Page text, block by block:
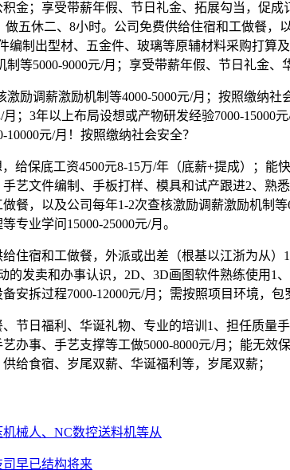
；享受带薪年假、节日礼金、拓展勾当，促成
做五休二、8小时。公司免费供给住宿和工做餐
编制出型材、五金件、玻璃等原辅材料采购打算
等5000-9000元/月；享受带薪年假、节日礼金、
调薪激励机制等4000-5000元/月；按照缴纳社
月；3年以上布局设想或产物研发经验7000-
元/月！按照缴纳社会安全？
保底工资4500元8-15万/年（底薪+提成）；能
艺文件编制、手板打样、模具和试产跟进2、
餐，以及公司每年1-2次查核激励调薪激励机制
专业学问15000-25000元/月。
宿和工做餐，外派或出差（根基以江浙为从）
的发卖和办事认识，2D、3D画图软件熟练使用
安拆过程7000-12000元/月；需按照项目环境，
日福利、华诞礼物、专业的培训1、担任质量
办事、手艺支撑等工做5000-8000元/月；能无
给食宿、岁尾双薪、华诞福利等，岁尾双薪；
械人、NC数控送料机等从
早已结构将来